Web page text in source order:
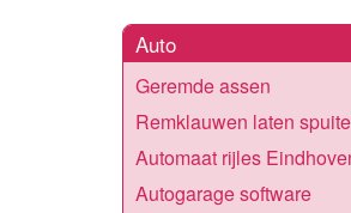
Auto
Geremde assen
Remklauwen laten
Automaat rijles
Autogarage software